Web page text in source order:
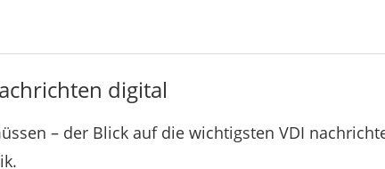
digital
– der Blick auf die wichtigsten VDI